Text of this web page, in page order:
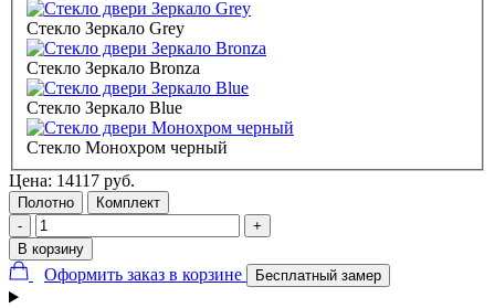
Стекло Зеркало Grey
Стекло Зеркало Bronza
Стекло Зеркало Blue
Стекло Монохром черный
Цена: 14117 руб.
Полотно
Комплект
-
+
В корзину
Оформить заказ в корзине Бесплатный замер